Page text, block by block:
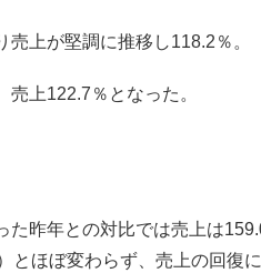
売上が堅調に推移し118.2％。
売上122.7％となった。
た昨年との対比では売上は
とほぼ変わらず、売上の回復